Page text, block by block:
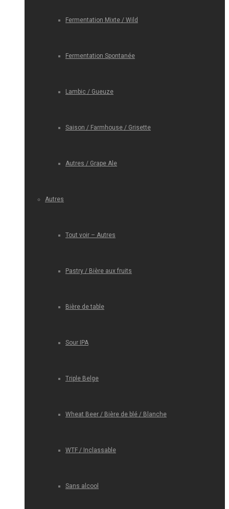
Fermentation Mixte / Wild
Fermentation Spontanée
Lambic / Gueuze
Saison / Farmhouse / Grisette
Autres / Grape Ale
Autres
Tout voir – Autres
Pastry / Bière aux fruits
Bière de table
Sour IPA
Triple Belge
Wheat Beer / Bière de blé / Blanche
WTF / Inclassable
Sans alcool